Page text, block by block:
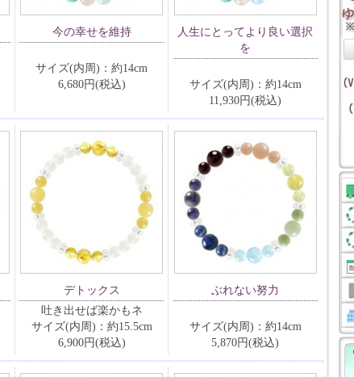
今の幸せを維持
サイズ(内周)：約14cm
6,680円(税込)
人生にとってより良い選択
を
サイズ(内周)：約14cm
11,930円(税込)
デトックス
吐き出せば楽かもネ
サイズ(内周)：約15.5cm
6,900円(税込)
ぶれない努力
サイズ(内周)：約14cm
5,870円(税込)